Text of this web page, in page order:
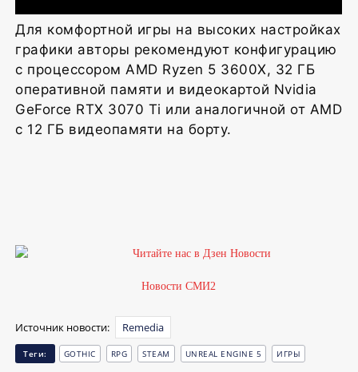
Для комфортной игры на высоких настройках
графики авторы рекомендуют конфигурацию
с процессором AMD Ryzen 5 3600X, 32 ГБ
оперативной памяти и видеокартой Nvidia
GeForce RTX 3070 Ti или аналогичной от AMD
с 12 ГБ видеопамяти на борту.
Новости СМИ2
Источник новости: Remedia
Теги: GOTHIC RPG STEAM UNREAL ENGINE 5 ИГРЫ